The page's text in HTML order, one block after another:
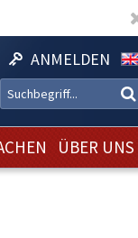
ANMELDEN
ÜBER UNS